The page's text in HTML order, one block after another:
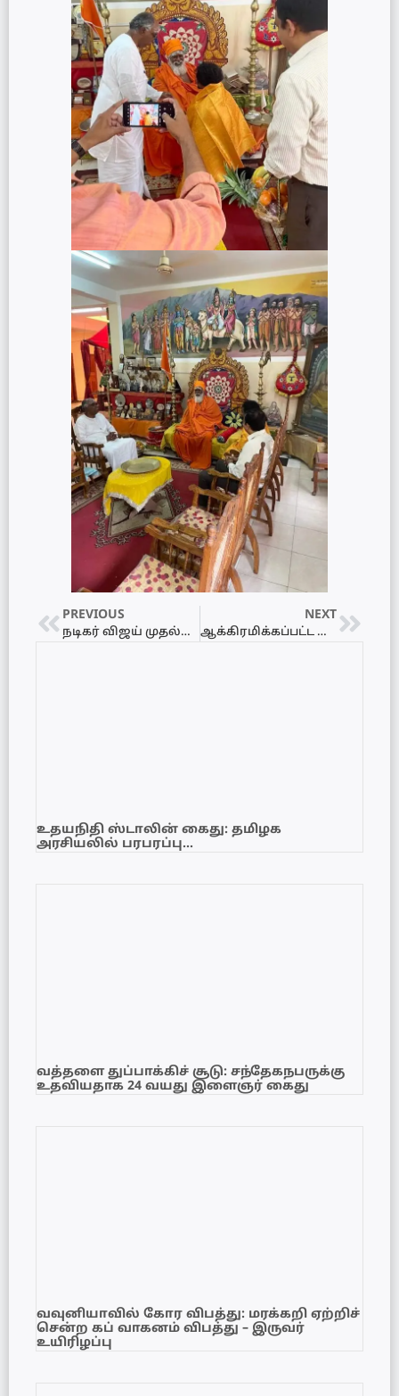
PREVIOUS
நடிகர் விஜய் முதல்வராக வர வேண்டுமென கடா வெட்டி விருந்து
NEXT
ஆக்கிரமிக்கப்பட்ட காணிகளை விடுவிக்கக் கோரி ஜனாதிபதிக்கு தபாலட்டைகள் அனுப்பப்பட்டுள்ளது!
உதயநிதி ஸ்டாலின் கைது: தமிழக
அரசியலில் பரபரப்பு…
வத்தளை துப்பாக்கிச் சூடு: சந்தேகநபருக்கு
உதவியதாக 24 வயது இளைஞர் கைது
வவுனியாவில் கோர விபத்து: மரக்கறி ஏற்றிச்
சென்ற கப் வாகனம் விபத்து – இருவர்
உயிரிழப்பு